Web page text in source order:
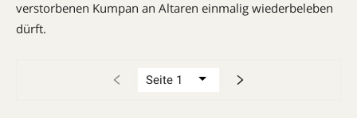
verstorbenen Kumpan an Altaren einmalig wiederbeleben
dürft.